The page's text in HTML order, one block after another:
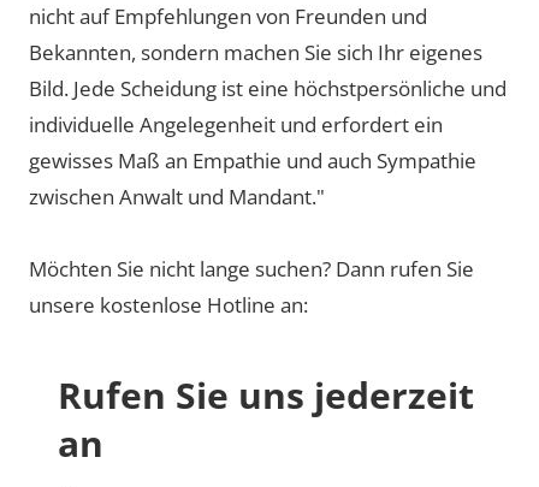
nicht auf Empfehlungen von Freunden und
Bekannten, sondern machen Sie sich Ihr eigenes
Bild. Jede Scheidung ist eine höchstpersönliche und
individuelle Angelegenheit und erfordert ein
gewisses Maß an Empathie und auch Sympathie
zwischen Anwalt und Mandant."
Möchten Sie nicht lange suchen? Dann rufen Sie
unsere kostenlose Hotline an:
Rufen Sie uns jederzeit
an